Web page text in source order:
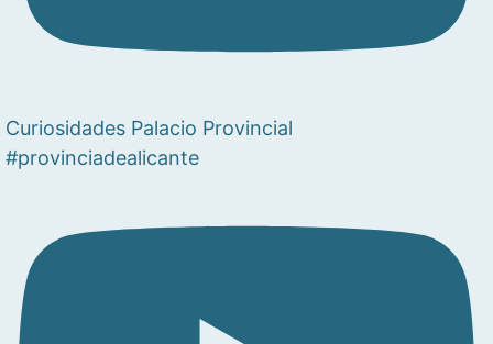
Curiosidades Palacio Provincial
#provinciadealicante